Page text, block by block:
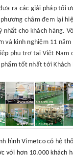
ra các giải pháp tối
châm đem lại
cho khách hàng.
và kinh nghiệm 11
phụ trợ tại Việt Nam
tốt nhất tới Khách
hình Vimetco có hệ
với hơn 10.000 khách